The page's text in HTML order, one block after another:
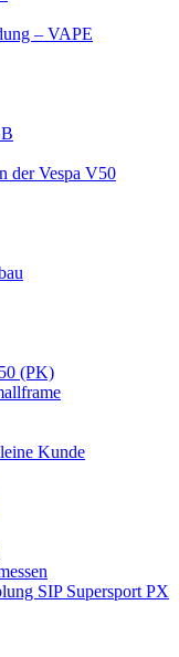
– VAPE
der Vespa V50
(PK)
Kunde
SIP Supersport PX